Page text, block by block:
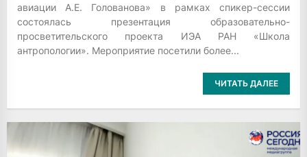
авиации А.Е. Голованова» в рамках спикер-сессии
состоялась презентация образовательно-
просветительского проекта ИЭА РАН «Школа
антропологии». Мероприятие посетили более...
ЧИТАТЬ ДАЛЕЕ